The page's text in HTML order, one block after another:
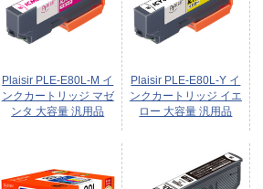
Plaisir PLE-E80L-M イ
ンクカートリッジ マゼ
ンタ 大容量 汎用品
Plaisir PLE-E80L-Y イ
ンクカートリッジ イエ
ロー 大容量 汎用品